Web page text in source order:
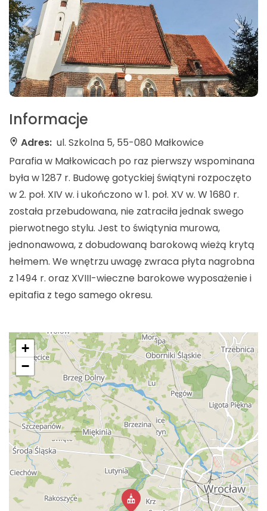
Informacje
Adres: ul. Szkolna 5, 55-080 Małkowice
Parafia w Małkowicach po raz pierwszy wspominana
była w 1287 r. Budowę gotyckiej świątyni rozpoczęto
w 2. poł. XIV w. i ukończono w 1. poł. XV w. W 1680 r.
została przebudowana, nie zatraciła jednak swego
pierwotnego stylu. Jest to świątynia murowa,
jednonawowa, z dobudowaną barokową wieżą krytą
hełmem. We wnętrzu uwagę zwraca płyta nagrobna
z 1494 r. oraz XVIII-wieczne barokowe wyposażenie i
epitafia z tego samego okresu.
+
−